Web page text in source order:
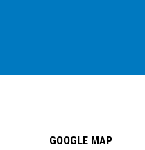
GOOGLE MAP